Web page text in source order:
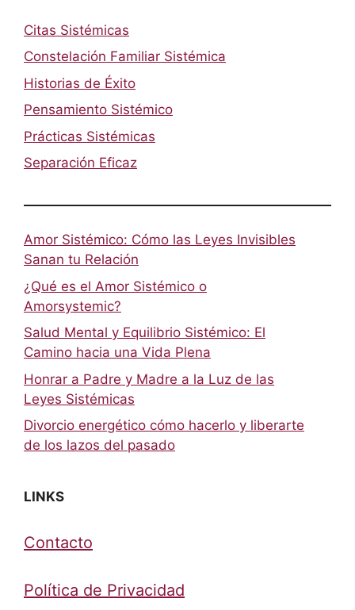
Citas Sistémicas
Constelación Familiar Sistémica
Historias de Éxito
Pensamiento Sistémico
Prácticas Sistémicas
Separación Eficaz
Amor Sistémico: Cómo las Leyes Invisibles
Sanan tu Relación
¿Qué es el Amor Sistémico o
Amorsystemic?
Salud Mental y Equilibrio Sistémico: El
Camino hacia una Vida Plena
Honrar a Padre y Madre a la Luz de las
Leyes Sistémicas
Divorcio energético cómo hacerlo y liberarte
de los lazos del pasado
LINKS
Contacto
Política de Privacidad